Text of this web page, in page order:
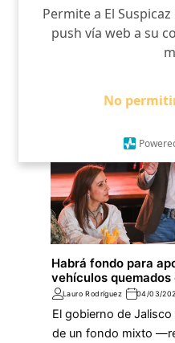
Permite a El
push vía web a su
No
Habrá fondo para
vehículos quemados
Lauro Rodríguez 04/03/
El gobierno de
de un fondo mixto